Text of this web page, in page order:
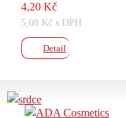
4,20 Kč
5,08 Kč s DPH
Detail